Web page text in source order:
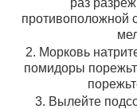
раз
противоположной
2. Морковь
помидоры
3. Вылейте